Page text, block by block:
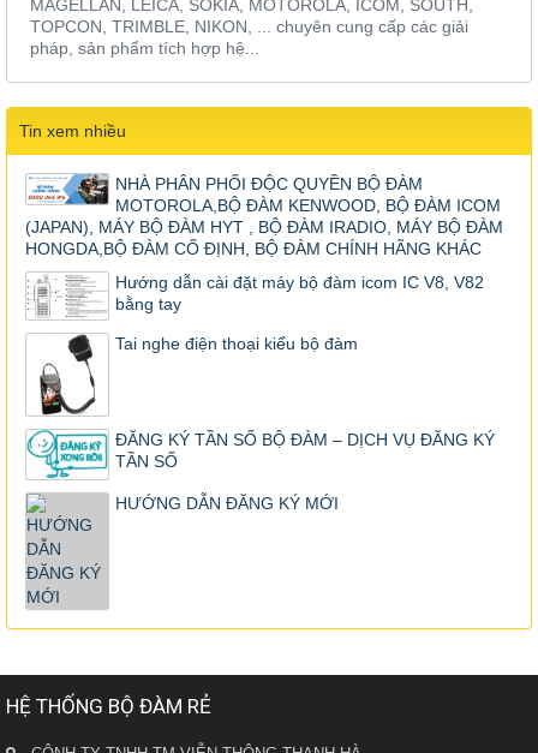
MAGELLAN, LEICA, SOKIA, MOTOROLA, ICOM, SOUTH,
TOPCON, TRIMBLE, NIKON, ... chuyên cung cấp các giải
pháp, sản phẩm tích hợp hệ...
Tin xem nhiều
NHÀ PHÂN PHỐI ĐỘC QUYỀN BỘ ĐÀM
MOTOROLA,BỘ ĐÀM KENWOOD, BỘ ĐÀM ICOM
(JAPAN), MÁY BỘ ĐÀM HYT , BỘ ĐÀM IRADIO, MÁY BỘ ĐÀM
HONGDA,BỘ ĐÀM CỐ ĐỊNH, BỘ ĐÀM CHÍNH HÃNG KHÁC
Hướng dẫn cài đặt máy bộ đàm icom IC V8, V82
bằng tay
Tai nghe điện thoại kiểu bộ đàm
ĐĂNG KÝ TẦN SỐ BỘ ĐÀM – DỊCH VỤ ĐĂNG KÝ
TẦN SỐ
HƯỚNG DẪN ĐĂNG KÝ MỚI
HỆ THỐNG BỘ ĐÀM RẺ